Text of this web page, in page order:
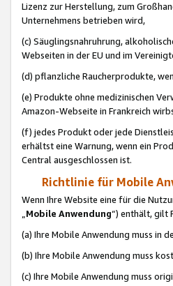
Lizenz zur Herstellung, zum
Unternehmens betrieben wird,
(c) Säuglingsnahruhrung,
Webseiten in der EU und im
(d) pflanzliche Raucherprodukte,
(e) Produkte ohne medizinischen
Amazon-Webseite in Frankreich
(f) jedes Produkt oder jede
erhältst eine Warnung, wenn ein
Central ausgeschlossen ist.
Richtlinie für Mobile
Wenn Ihre Website eine für die
„Mobile Anwendung“) enthält, gilt
(a) Ihre Mobile Anwendung muss in
(b) Ihre Mobile Anwendung muss
(c) Ihre Mobile Anwendung muss